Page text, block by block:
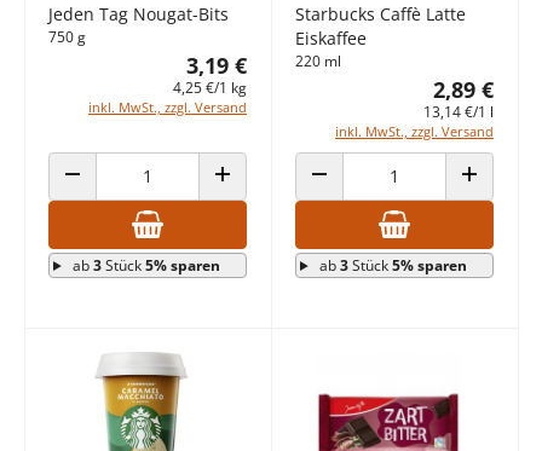
Jeden Tag Nougat-Bits
750 g
3,19 €
4,25 €/1 kg
inkl. MwSt., zzgl. Versand
ANZAHL VERRINGERN ANZAHL ERHÖHEN
ab3Stück5% sparen
Starbucks Caffè Latte
Eiskaffee
220 ml
2,89 €
13,14 €/1 l
inkl. MwSt., zzgl. Versand
ANZAHL VERRINGERN ANZAHL
ab3Stück5% sparen